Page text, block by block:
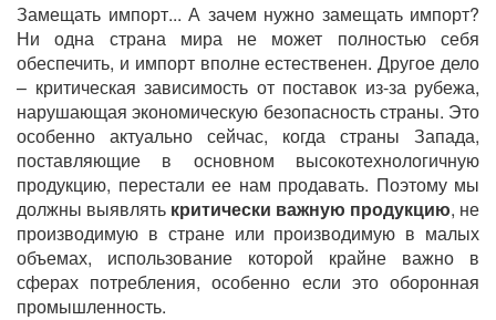
Замещать импорт... А зачем нужно замещать импорт?
Ни одна страна мира не может полностью себя
обеспечить, и импорт вполне естественен. Другое дело
– критическая зависимость от поставок из-за рубежа,
нарушающая экономическую безопасность страны. Это
особенно актуально сейчас, когда страны Запада,
поставляющие в основном высокотехнологичную
продукцию, перестали ее нам продавать. Поэтому мы
должны выявлять критически важную продукцию, не
производимую в стране или производимую в малых
объемах, использование которой крайне важно в
сферах потребления, особенно если это оборонная
промышленность.